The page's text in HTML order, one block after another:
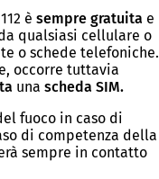
è sempre gratuita e
qualsiasi cellulare o
o schede telefoniche.
occorre tuttavia
una scheda SIM.
fuoco in caso di
di competenza della
sempre in contatto